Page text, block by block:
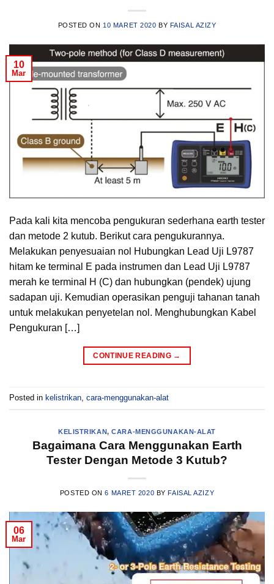
POSTED ON 10 MARET 2020 BY FAISAL AZIZY
10
Mar
Pada kali kita mencoba pengukuran sederhana earth tester
dan metode 2 kutub. Berikut cara pengukurannya.
Melakukan penyesuaian nol Hubungkan Lead Uji L9787
hitam ke terminal E pada instrumen dan Lead Uji L9787
merah ke terminal H (C) dan hubungkan (pendek) ujung
sadapan uji. Kemudian operasikan penguji tahanan tanah
untuk melakukan penyetelan nol. Menghubungkan Kabel
Pengukuran […]
CONTINUE READING →
Posted in kelistrikan cara-menggunakan-alat
KELISTRIKAN,CARA-MENGGUNAKAN-ALAT
Bagaimana Cara Menggunakan Earth
Tester Dengan Metode 3 Kutub?
POSTED ON6 MARET 2020 BYFAISAL AZIZY
06
Mar